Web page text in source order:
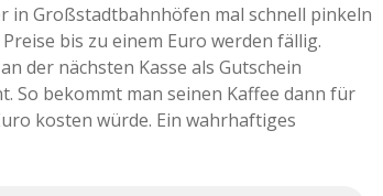
in Großstadtbahnhöfen mal schnell pinkeln
bis zu einem Euro werden fällig.
der nächsten Kasse als Gutschein
So bekommt man seinen Kaffee dann für
kosten würde. Ein wahrhaftiges